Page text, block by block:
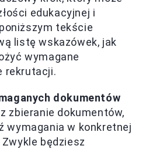
edukacyjnej i
tekście
listę wskazówek, jak
wymagane
rekrutacji.
dokumentów
zbieranie dokumentów,
wymagania w konkretnej
będziesz